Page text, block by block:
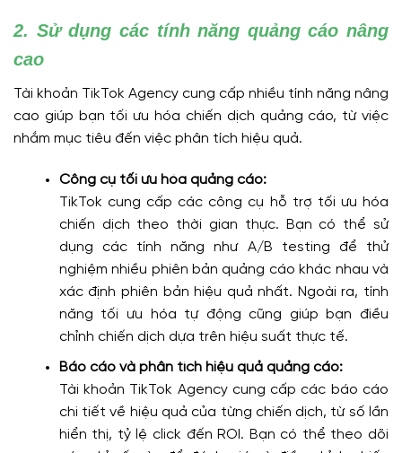
2. Sử dụng các tính năng quảng cáo nâng
cao
Tài khoản TikTok Agency cung cấp nhiều tính năng nâng
cao giúp bạn tối ưu hóa chiến dịch quảng cáo, từ việc
nhắm mục tiêu đến việc phân tích hiệu quả.
Công cụ tối ưu hóa quảng cáo:
TikTok cung cấp các công cụ hỗ trợ tối ưu hóa
chiến dịch theo thời gian thực. Bạn có thể sử
dụng các tính năng như A/B testing để thử
nghiệm nhiều phiên bản quảng cáo khác nhau và
xác định phiên bản hiệu quả nhất. Ngoài ra, tính
năng tối ưu hóa tự động cũng giúp bạn điều
chỉnh chiến dịch dựa trên hiệu suất thực tế.
Báo cáo và phân tích hiệu quả quảng cáo:
Tài khoản TikTok Agency cung cấp các báo cáo
chi tiết về hiệu quả của từng chiến dịch, từ số lần
hiển thị, tỷ lệ click đến ROI. Bạn có thể theo dõi